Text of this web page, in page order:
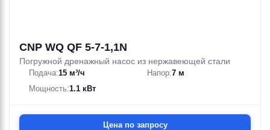
CNP WQ QF 5-7-1,1N
Погружной дренажный насос из нержавеющей стали
Подача:15 м³/ч Напор:7 м
Мощность:1.1 кВт
Цена по запросу